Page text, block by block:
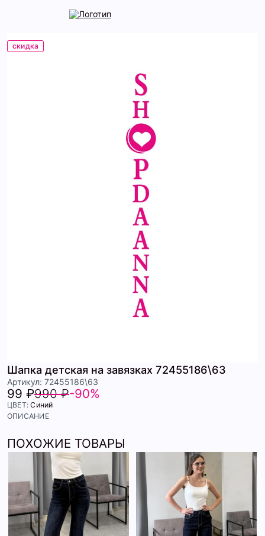
скидка
Шапка детская на завязках 72455186\63
Артикул: 72455186\63
99 ₽990 ₽-90%
ЦВЕТ:Синий
ОПИСАНИЕ
ПОХОЖИЕ ТОВАРЫ